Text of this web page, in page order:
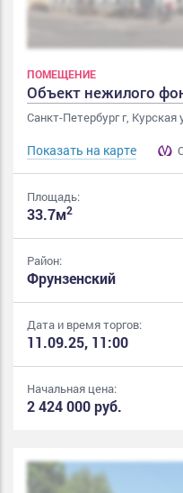
ПОМЕЩЕНИЕ
Объект нежилого
Санкт-Петербург г,
Показать на карте
Площадь:
33.7м2
Район:
Фрунзенский
Дата и время торгов:
11.09.25, 11:00
Начальная цена:
2 424 000 руб.